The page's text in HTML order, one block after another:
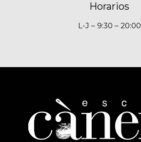
Horarios
L-J – 9:30 – 20:00